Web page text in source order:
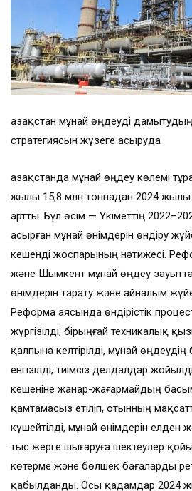
Қазақстан мұнай өңдеуді
стратегиясын жүзеге асыруда
Қазақстанда мұнай өңдеу көлемі
жылы 15,8 млн тоннадан 2024 жылы
артты. Бұл өсім — Үкіметтің
асырған мұнай өнімдерін өндіру
кешенді жоспарының нәтижесі.
және Шымкент мұнай өңдеу
өнімдерін тарату және айналым
Реформа аясында өндірістік
жүргізілді, бірыңғай техникалық
қалпына келтірілді, мұнай өңдеудің
енгізілді, тиімсіз делдалдар
кешеніне жанар-жағармайдың басым
қамтамасыз етіліп, отынның
күшейтілді, мұнай өнімдерін елден
тыс жерге шығаруға шектеулер
көтерме және бөлшек бағаларды
қабылданды. Осы қадамдар 2024